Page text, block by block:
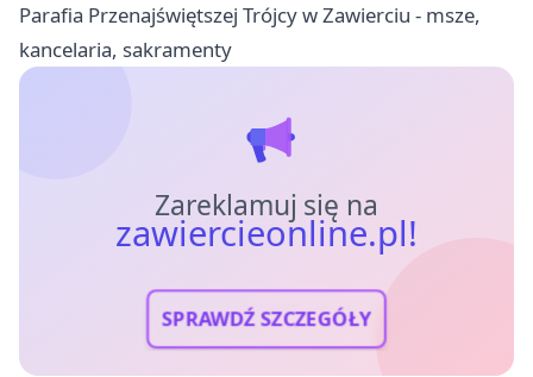
Parafia Przenajświętszej Trójcy w Zawierciu - msze,
kancelaria, sakramenty
Zareklamuj się na
zawiercieonline.pl!
SPRAWDŹ SZCZEGÓŁY